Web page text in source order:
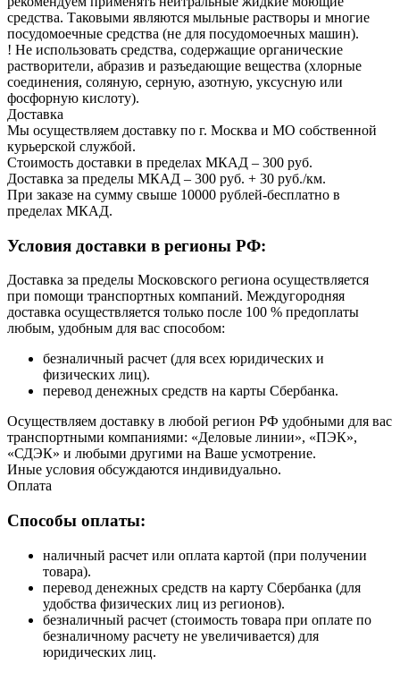
средства. Таковыми являются мыльные растворы и многие
посудомоечные средства (не для посудомоечных машин).
! Не использовать средства, содержащие органические
растворители, абразив и разъедающие вещества (хлорные
соединения, соляную, серную, азотную, уксусную или
фосфорную кислоту).
Доставка
Мы осуществляем доставку по г. Москва и МО собственной
курьерской службой.
Стоимость доставки в пределах МКАД – 300 руб.
Доставка за пределы МКАД – 300 руб. + 30 руб./км.
При заказе на сумму свыше 10000 рублей-бесплатно в
пределах МКАД.
Условия доставки в регионы РФ:
Доставка за пределы Московского региона осуществляется
при помощи транспортных компаний. Междугородняя
доставка осуществляется только после 100 % предоплаты
любым, удобным для вас способом:
безналичный расчет (для всех юридических и
физических лиц).
перевод денежных средств на карты Сбербанка.
Осуществляем доставку в любой регион РФ удобными для вас
транспортными компаниями: «Деловые линии», «ПЭК»,
«СДЭК» и любыми другими на Ваше усмотрение.
Иные условия обсуждаются индивидуально.
Оплата
Способы оплаты:
наличный расчет или оплата картой (при получении
товара).
перевод денежных средств на карту Сбербанка (для
удобства физических лиц из регионов).
безналичный расчет (стоимость товара при оплате по
безналичному расчету не увеличивается) для
юридических лиц.